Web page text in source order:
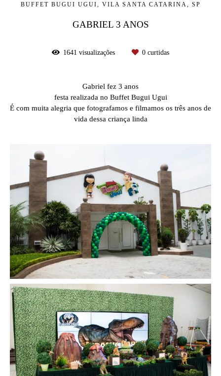
BUFFET BUGUI UGUI, VILA SANTA CATARINA, SP
GABRIEL 3 ANOS
1641 visualizações 0 curtidas
Gabriel fez 3 anos
festa realizada no Buffet Bugui Ugui
É com muita alegria que fotografamos e filmamos os três anos de
vida dessa criança linda